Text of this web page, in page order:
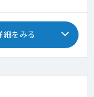
細をみる